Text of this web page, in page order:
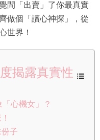
間「出賣」了你最真實
做個「讀心神探」，從
世界！
揭露真實性
心機女」？
子